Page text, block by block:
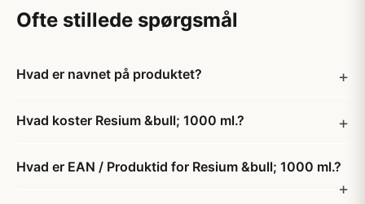
Ofte stillede spørgsmål
Hvad er navnet på produktet?
Hvad koster Resium &bull; 1000 ml.?
Hvad er EAN / Produktid for Resium &bull; 1000 ml.?